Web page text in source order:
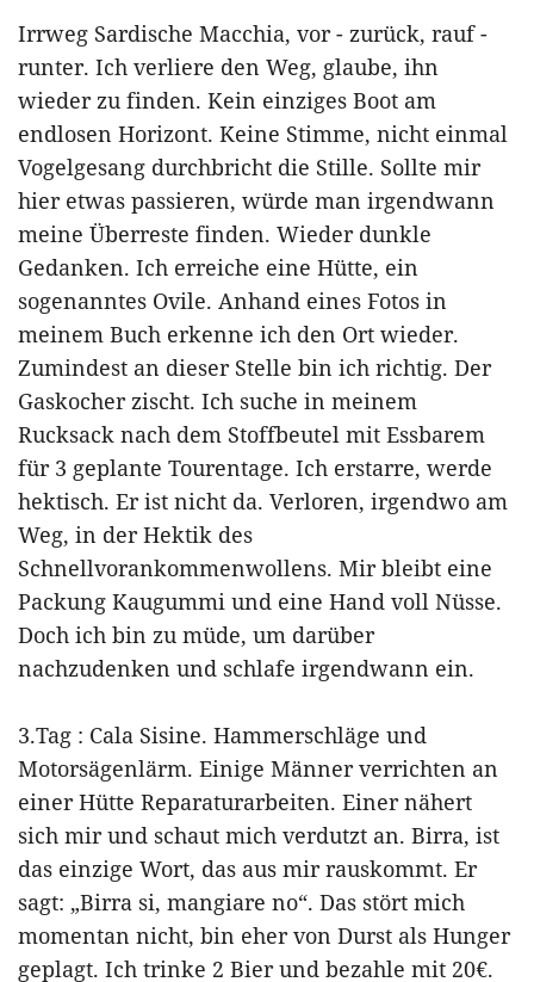
Irrweg Sardische Macchia, vor - zurück, rauf -
runter. Ich verliere den Weg, glaube, ihn
wieder zu finden. Kein einziges Boot am
endlosen Horizont. Keine Stimme, nicht einmal
Vogelgesang durchbricht die Stille. Sollte mir
hier etwas passieren, würde man irgendwann
meine Überreste finden. Wieder dunkle
Gedanken. Ich erreiche eine Hütte, ein
sogenanntes Ovile. Anhand eines Fotos in
meinem Buch erkenne ich den Ort wieder.
Zumindest an dieser Stelle bin ich richtig. Der
Gaskocher zischt. Ich suche in meinem
Rucksack nach dem Stoffbeutel mit Essbarem
für 3 geplante Tourentage. Ich erstarre, werde
hektisch. Er ist nicht da. Verloren, irgendwo am
Weg, in der Hektik des
Schnellvorankommenwollens. Mir bleibt eine
Packung Kaugummi und eine Hand voll Nüsse.
Doch ich bin zu müde, um darüber
nachzudenken und schlafe irgendwann ein.
3.Tag : Cala Sisine. Hammerschläge und
Motorsägenlärm. Einige Männer verrichten an
einer Hütte Reparaturarbeiten. Einer nähert
sich mir und schaut mich verdutzt an. Birra, ist
das einzige Wort, das aus mir rauskommt. Er
sagt: „Birra si, mangiare no“. Das stört mich
momentan nicht, bin eher von Durst als Hunger
geplagt. Ich trinke 2 Bier und bezahle mit 20€.